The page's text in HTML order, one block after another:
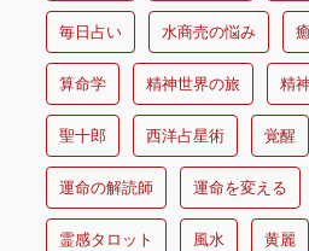
毎日占い 水商売の悩み
算命学 精神世界の旅 精
聖十郎 西洋占星術 覚醒
運命の解読師 運命を変える
霊感タロット 風水 黄麗